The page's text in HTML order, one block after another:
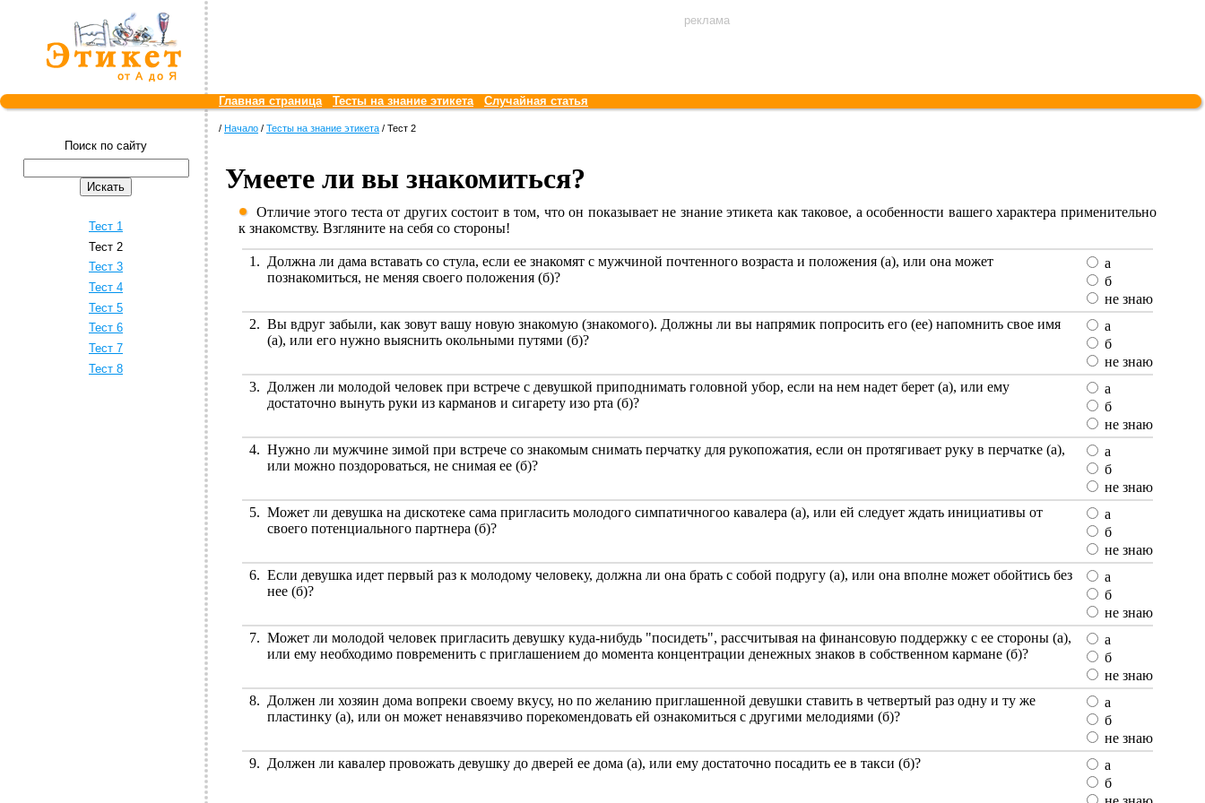
реклама
Главная страница Тесты на знание этикета Случайная статья
Поиск по сайту
Тест 1
Тест 2
Тест 3
Тест 4
Тест 5
Тест 6
Тест 7
Тест 8
/ Начало / Тесты на знание этикета / Тест 2
Умеете ли вы знакомиться?
Отличие этого теста от других состоит в том, что он показывает не знание этикета как таковое, а особенности вашего характера применительно
к знакомству. Взгляните на себя со стороны!
1. Должна ли дама вставать со стула, если ее знакомят с мужчиной почтенного возраста и положения (а), или она может
познакомиться, не меняя своего положения (б)?
а
б
не знаю
2. Вы вдруг забыли, как зовут вашу новую знакомую (знакомого). Должны ли вы напрямик попросить его (ее) напомнить свое имя
(а), или его нужно выяснить окольными путями (б)?
а
б
не знаю
3. Должен ли молодой человек при встрече с девушкой приподнимать головной убор, если на нем надет берет (а), или ему
достаточно вынуть руки из карманов и сигарету изо рта (б)?
а
б
не знаю
4. Нужно ли мужчине зимой при встрече со знакомым снимать перчатку для рукопожатия, если он протягивает руку в перчатке (а),
или можно поздороваться, не снимая ее (б)?
а
б
не знаю
5. Может ли девушка на дискотеке сама пригласить молодого симпатичногоo кавалера (а), или ей следует ждать инициативы от
своего потенциального партнера (б)?
а
б
не знаю
6. Если девушка идет первый раз к молодому человеку, должна ли она брать с собой подругу (а), или она вполне может обойтись без
нее (б)?
а
б
не знаю
7. Может ли молодой человек пригласить девушку куда-нибудь "посидеть", рассчитывая на финансовую поддержку с ее стороны (а),
или ему необходимо повременить с приглашением до момента концентрации денежных знаков в собственном кармане (б)?
а
б
не знаю
8. Должен ли хозяин дома вопреки своему вкусу, но по желанию приглашенной девушки ставить в четвертый раз одну и ту же
пластинку (а), или он может ненавязчиво порекомендовать ей ознакомиться с другими мелодиями (б)?
а
б
не знаю
9. Должен ли кавалер провожать девушку до дверей ее дома (а), или ему достаточно посадить ее в такси (б)?
а
б